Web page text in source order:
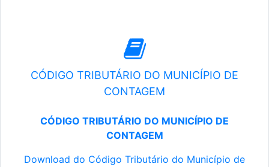
CÓDIGO TRIBUTÁRIO DO MUNICÍPIO DE
CONTAGEM
CÓDIGO TRIBUTÁRIO DO MUNICÍPIO DE
CONTAGEM
Download do Código Tributário do Município de